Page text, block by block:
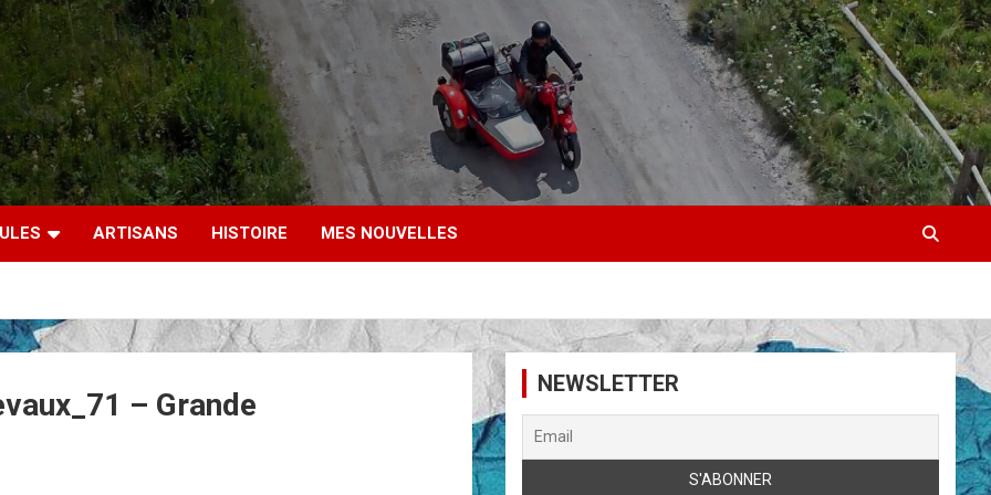
ARTISANS HISTOIRE MES NOUVELLES
– Grande
NEWSLETTER